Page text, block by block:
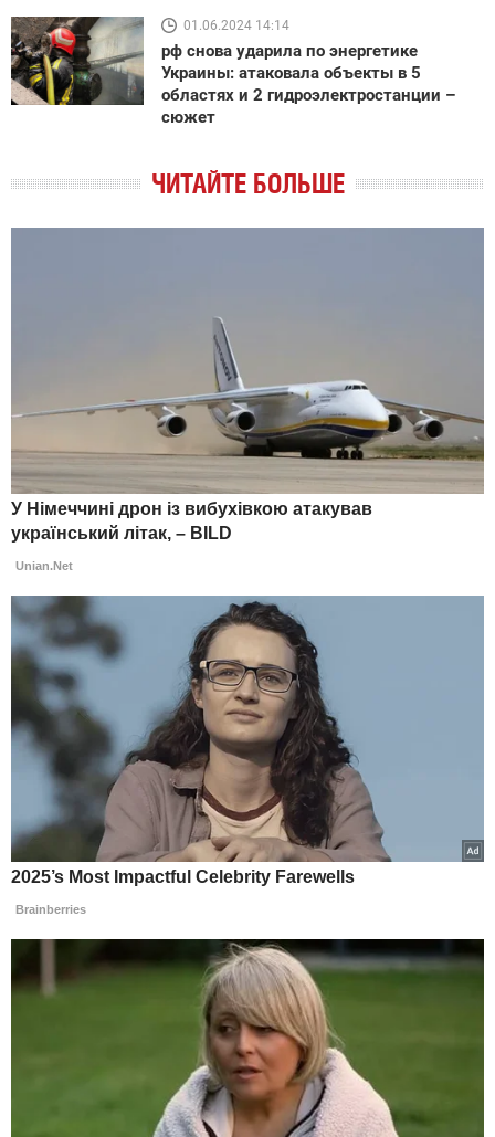
01.06.2024 14:14
рф снова ударила по энергетике
Украины: атаковала объекты в 5
областях и 2 гидроэлектростанции –
сюжет
ЧИТАЙТЕ БОЛЬШЕ